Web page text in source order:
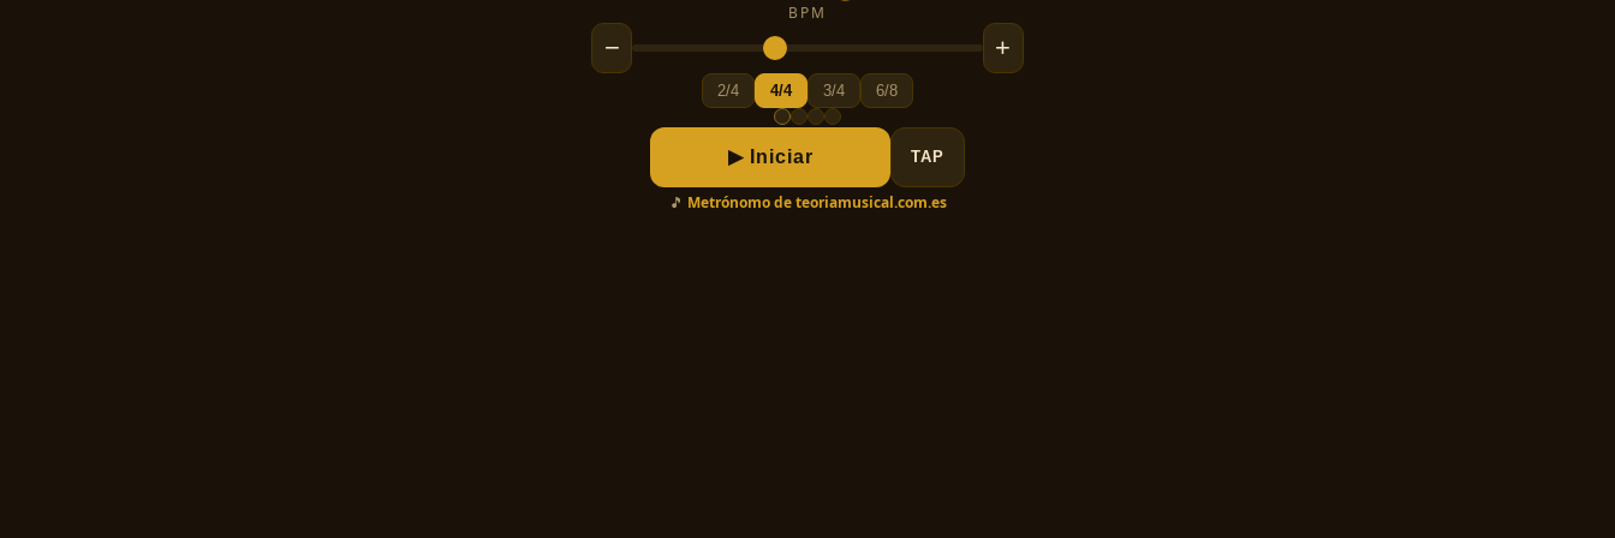
BPM
− +
2/4 4/4 3/4 6/8
▶ Iniciar TAP
🎵 Metrónomo de teoriamusical.com.es